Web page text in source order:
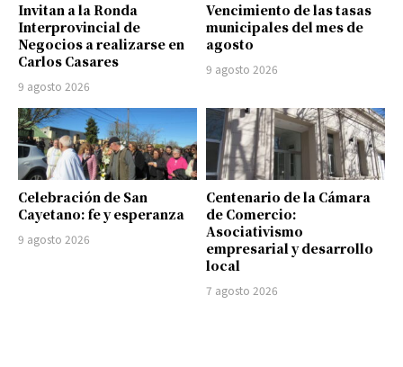
Invitan a la Ronda
Interprovincial de
Negocios a realizarse en
Carlos Casares
9 agosto 2026
Vencimiento de las tasas
municipales del mes de
agosto
9 agosto 2026
Celebración de San
Cayetano: fe y esperanza
9 agosto 2026
Centenario de la Cámara
de Comercio:
Asociativismo
empresarial y desarrollo
local
7 agosto 2026